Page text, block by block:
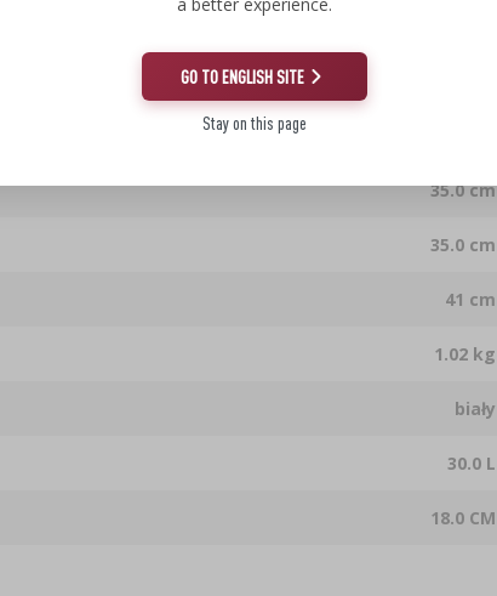
35.0 cm
35.0 cm
41 cm
1.02 kg
biały
30.0 L
18.0 CM
GO TO ENGLISH SITE
Stay on this page